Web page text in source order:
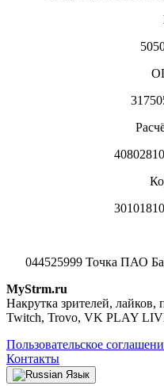
044525999 Точка ПАО
MyStrm.ru
Накрутка зрителей,
Twitch, Trovo, VK PLAY
Пользовательское
Контакты
Язык